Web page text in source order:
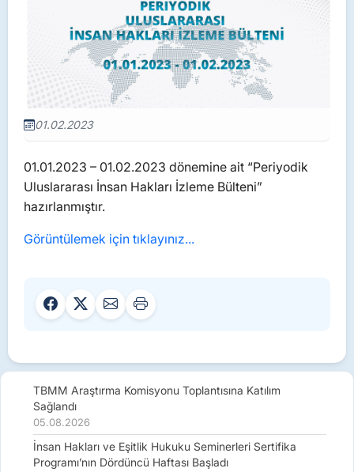
TBMM Araştırma Komisyonu Toplantısına Katılım
Sağlandı
05.08.2026
İnsan Hakları ve Eşitlik Hukuku Seminerleri Sertifika
Programı’nın Dördüncü Haftası Başladı
01.02.2023
01.01.2023 – 01.02.2023 dönemine ait “Periyodik
Uluslararası İnsan Hakları İzleme Bülteni”
hazırlanmıştır.
Görüntülemek için tıklayınız...